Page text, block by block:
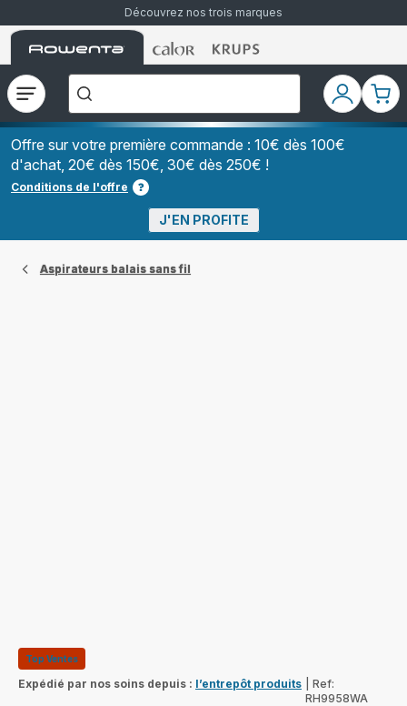
Découvrez nos trois marques
Accueil
Rowenta
Accueil
Rowenta
Accueil
Rowenta
Ouvrir
le
menu
recherchez-
vous
?","Aspirateurs
à
Grains","Centrales
Vapeurs","Sèche
Cheveux"]
Mon
compte
Mon
Offre sur votre première commande : 10€ dès 100€
d'achat, 20€ dès 150€, 30€ dès 250€ !
Conditions de l'offre
J'EN PROFITE
Aspirateurs balais sans fil
Top Ventes
Expédié par nos soins depuis : l’entrepôt produits
Ref:
RH9958WA